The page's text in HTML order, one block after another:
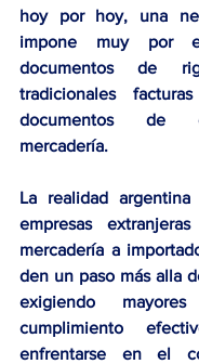
hoy por hoy, una
impone muy por
documentos de
tradicionales
documentos de
mercadería.
La realidad
empresas
mercadería a
exigiendo
cumplimiento
enfrentarse en el